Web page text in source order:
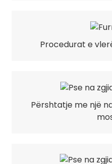
Procedurat e
Përshtatje me një